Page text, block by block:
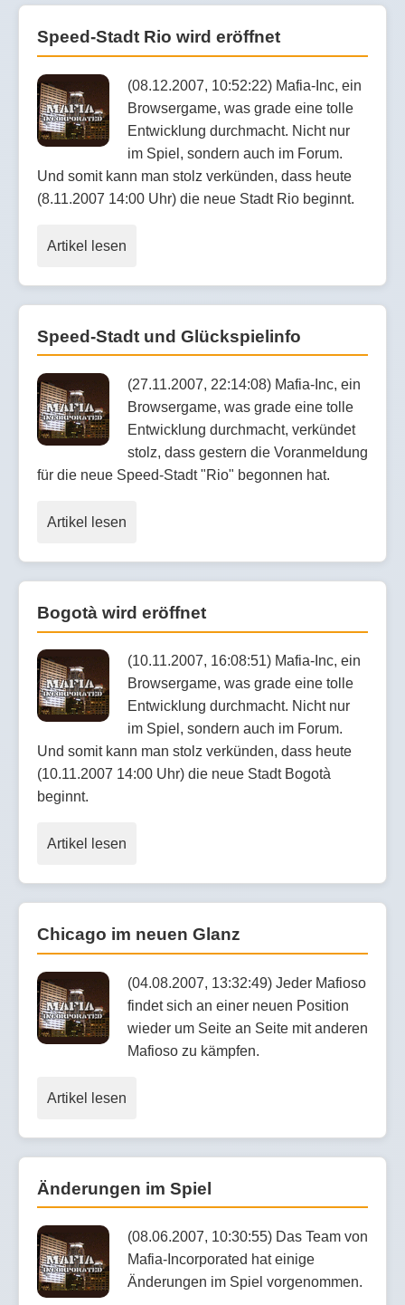
Speed-Stadt Rio wird eröffnet
(08.12.2007, 10:52:22) Mafia-Inc, ein
Browsergame, was grade eine tolle
Entwicklung durchmacht. Nicht nur
im Spiel, sondern auch im Forum.
Und somit kann man stolz verkünden, dass heute
(8.11.2007 14:00 Uhr) die neue Stadt Rio beginnt.
Artikel lesen
Speed-Stadt und Glückspielinfo
(27.11.2007, 22:14:08) Mafia-Inc, ein
Browsergame, was grade eine tolle
Entwicklung durchmacht, verkündet
stolz, dass gestern die Voranmeldung
für die neue Speed-Stadt "Rio" begonnen hat.
Artikel lesen
Bogotà wird eröffnet
(10.11.2007, 16:08:51) Mafia-Inc, ein
Browsergame, was grade eine tolle
Entwicklung durchmacht. Nicht nur
im Spiel, sondern auch im Forum.
Und somit kann man stolz verkünden, dass heute
(10.11.2007 14:00 Uhr) die neue Stadt Bogotà
beginnt.
Artikel lesen
Chicago im neuen Glanz
(04.08.2007, 13:32:49) Jeder Mafioso
findet sich an einer neuen Position
wieder um Seite an Seite mit anderen
Mafioso zu kämpfen.
Artikel lesen
Änderungen im Spiel
(08.06.2007, 10:30:55) Das Team von
Mafia-Incorporated hat einige
Änderungen im Spiel vorgenommen.